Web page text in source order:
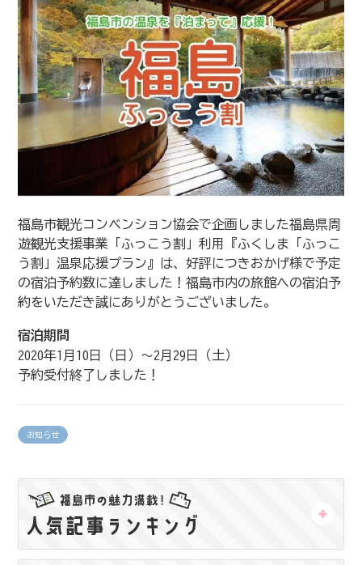
福島市観光コンベンション協会で企画しました福島県周
遊観光支援事業「ふっこう割」利用『ふくしま「ふっこ
う割」温泉応援プラン』は、好評につきおかげ様で予定
の宿泊予約数に達しました！福島市内の旅館への宿泊予
約をいただき誠にありがとうございました。
宿泊期間
2020年1 月 10 日（日）～2月 29 日（土）
予約受付終了しました！
お知らせ